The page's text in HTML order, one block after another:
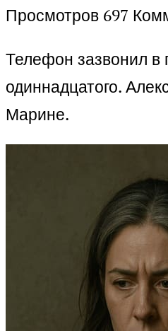
Просмотров 697
Телефон зазвонил в
одиннадцатого.
Марине.